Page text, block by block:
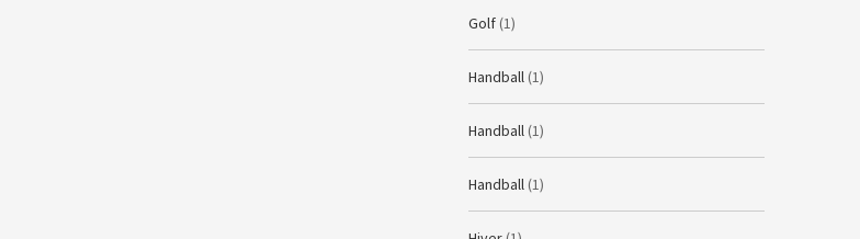
Golf (1)
Handball (1)
Handball (1)
Handball (1)